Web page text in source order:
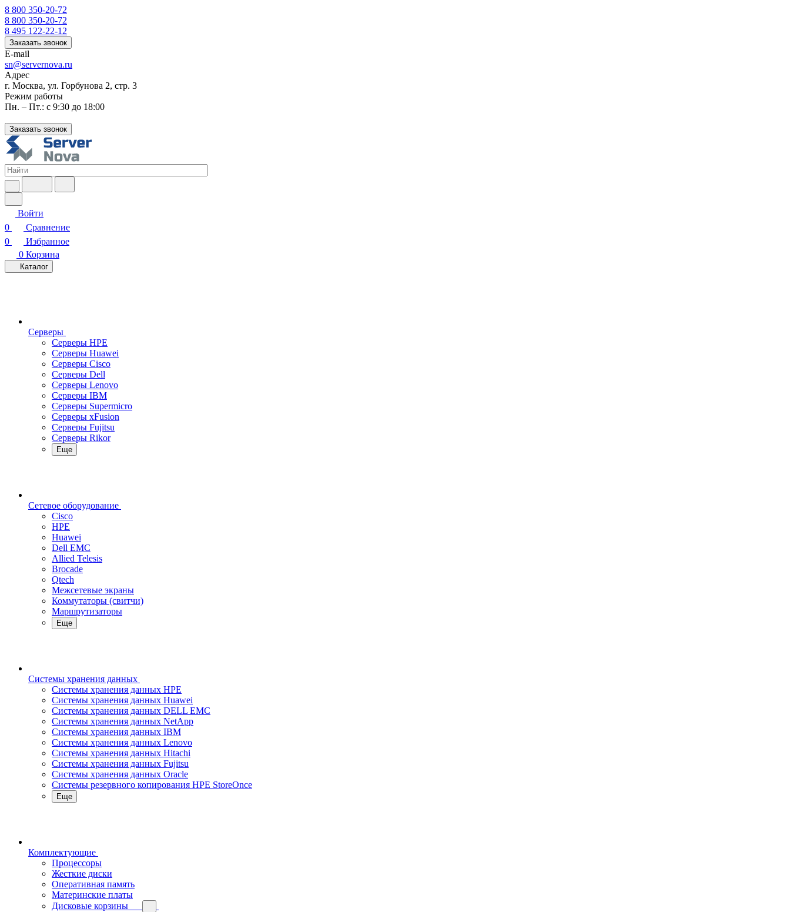
8 800 350-20-72
8 800 350-20-72
8 495 122-22-12
Заказать звонок
E-mail
sn@servernova.ru
Адрес
г. Москва, ул. Горбунова 2, стр. 3
Режим работы
Пн. – Пт.: с 9:30 до 18:00
Заказать звонок
Войти
0
Сравнение
0
Избранное
0 Корзина
Каталог
Серверы
Серверы HPE
Серверы Huawei
Серверы Cisco
Серверы Dell
Серверы Lenovo
Серверы IBM
Серверы Supermicro
Серверы xFusion
Серверы Fujitsu
Серверы Rikor
Еще
Сетевое оборудование
Cisco
HPE
Huawei
Dell EMC
Allied Telesis
Brocade
Qtech
Межсетевые экраны
Коммутаторы (свитчи)
Маршрутизаторы
Еще
Системы хранения данных
Системы хранения данных HPE
Системы хранения данных Huawei
Системы хранения данных DELL EMC
Cистемы хранения данных NetApp
Системы хранения данных IBM
Системы хранения данных Lenovo
Системы хранения данных Hitachi
Системы хранения данных Fujitsu
Системы хранения данных Oracle
Системы резервного копирования HPE StoreOnce
Еще
Комплектующие
Процессоры
Жесткие диски
Оперативная память
Материнские платы
Дисковые корзины